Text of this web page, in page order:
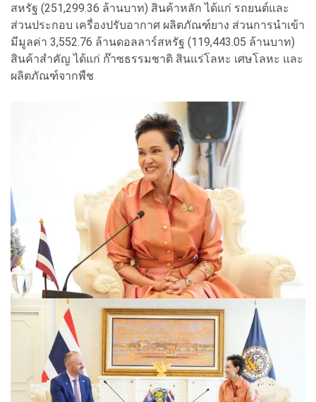
สหรัฐ (251,299.36 ล้านบาท) สินค้าหลัก ได้แก่ รถยนต์และ
ส่วนประกอบ เครื่องปรับอากาศ ผลิตภัณฑ์ยาง ส่วนการนำเข้า
มีมูลค่า 3,552.76 ล้านดอลลาร์สหรัฐ (119,443.05 ล้านบาท)
สินค้าสำคัญ ได้แก่ ก๊าซธรรมชาติ สินแร่โลหะ เศษโลหะ และ
ผลิตภัณฑ์จากพืช